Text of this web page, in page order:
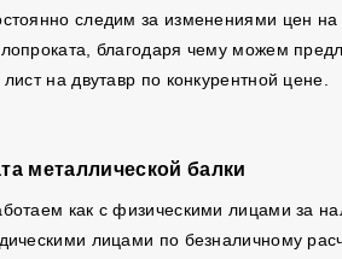
следим за изменениями цен на
благодаря чему можем
на двутавр по конкурентной цене.
металлической балки
как с физическими лицами за
лицами по безналичному